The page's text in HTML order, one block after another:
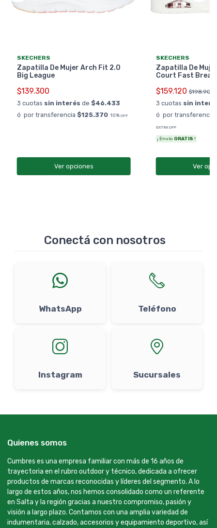
SKECHERS
Zapatilla De Mujer Arch Fit 2.0
Big League
$139.300
3 cuotas sin interés de $46.433
ó por transferencia $125.370 10% OFF
Ver opciones
SKECHERS
Zapatilla De
Court Fast Break
$159.120 $198.900
3 cuotas sin
ó por transferencia
EXTRA OFF
¡ Envío GRATIS !
Ver
Conectá con nosotros
WhatsApp Teléfono
Instagram Sucursales
Quienes somos
Cumbres es una empresa familiar con más de 16 años de
trayectoria en el rubro outdoor y técnico, dedicada a ofrecer
productos de marcas reconocidas y líderes del segmento. A lo
largo de estos años, nos hemos consolidado como un referente
en Salta y la región gracias a nuestro compromiso, pasión y
visión a largo plazo. Contamos con una amplia variedad de
indumentaria, calzado, accesorios y equipamiento deportivo, así